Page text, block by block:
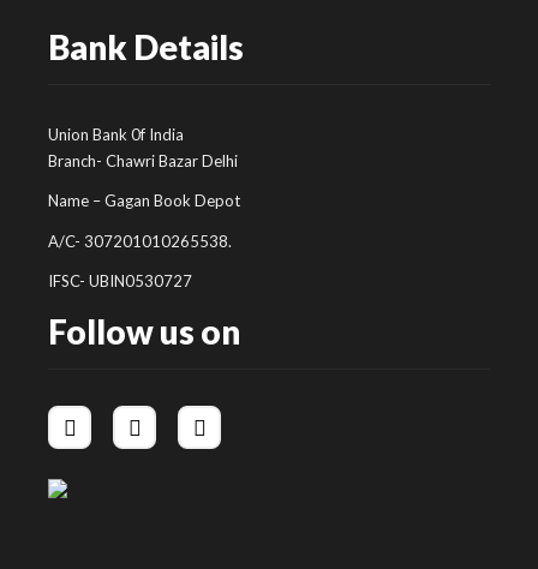
Bank Details
Union Bank 0f India
Branch- Chawri Bazar Delhi
Name – Gagan Book Depot
A/C- 307201010265538.
IFSC- UBIN0530727
Follow us on